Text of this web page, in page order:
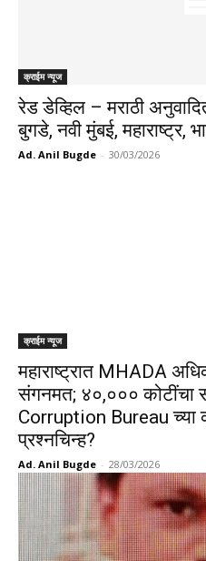
क्राईम न्यूज
रेड डेव्हिल – मराठी
बुगडे, नवी मुंबई, महाराष्ट्र,
Ad. Anil Bugde - 30/03/2026
क्राईम न्यूज
महाराष्ट्रात MHADA
संगनमत; ४०,००० कोटींचा
Corruption Bureau च्या
प्रश्नचिन्ह?
Ad. Anil Bugde - 28/03/2026